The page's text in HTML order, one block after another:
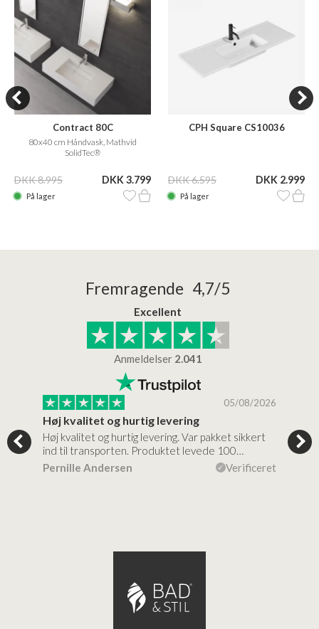
Contract 80C
80x40 cm Håndvask, Mathvid
SolidTec®
DKK 8.995 DKK 3.799
På lager
CPH Square CS10036
DKK 6.595 DKK 2.999
På lager
Fremragende 4,7/5
Excellent
Anmeldelser 2.041
05/08/2026
Høj kvalitet og hurtig levering
Høj kvalitet og hurtig levering. Var pakket sikkert
ind til transporten. Produktet levede 100…
Pernille Andersen
Verificeret